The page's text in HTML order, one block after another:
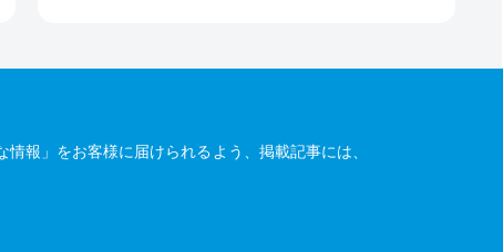
報」をお客様に届けられるよう、掲載記事には、